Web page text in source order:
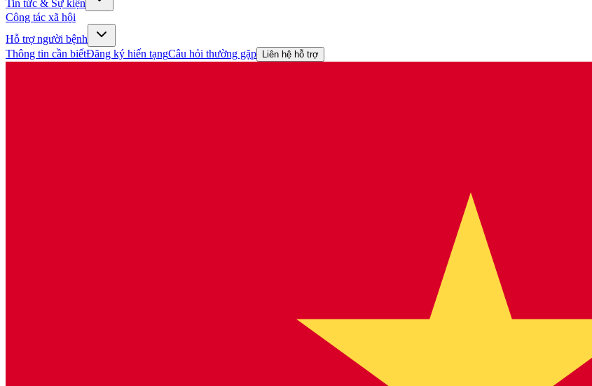
Tin tức & Sự kiện
Công tác xã hội
Hỗ trợ người bệnh
Thông tin cần biếtĐăng ký hiến tạngCâu hỏi thường gặp Liên hệ hỗ trợ